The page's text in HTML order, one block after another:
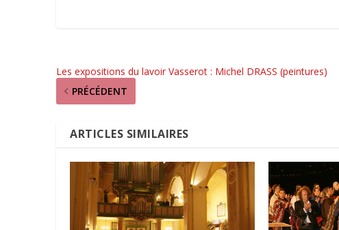
Les expositions du lavoir Vasserot : Michel DRASS (peintures)
PRÉCÉDENT
ARTICLES SIMILAIRES